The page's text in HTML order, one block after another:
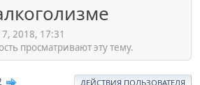
7, 2018, 17:31
просматривают эту тему.
ДЕЙСТВИЯ ПОЛЬЗОВАТЕЛЯ